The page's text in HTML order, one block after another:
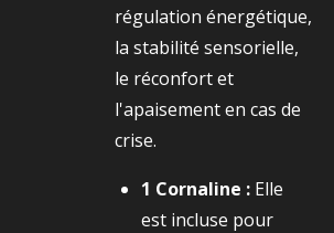
régulation énergétique,
la stabilité sensorielle,
le réconfort et
l'apaisement en cas de
crise.
1 Cornaline : Elle
est incluse pour